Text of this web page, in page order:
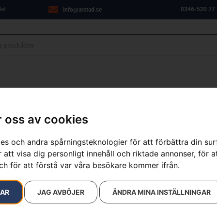
oss av cookies
och andra spårningsteknologier för att förbättra din
visa dig personligt innehåll och riktade annonser, för
för att förstå var våra besökare kommer ifrån.
JAG AVBÖJER ÄNDRA MINA INSTÄLLNINGAR
info@arstad.se 0346-520 77